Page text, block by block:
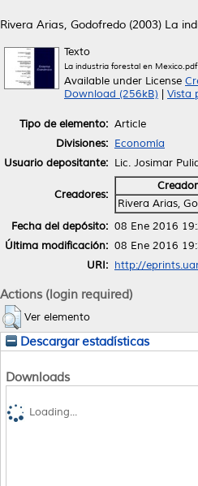
Rivera Arias, Godofredo (2003) La
Texto
La industria forestal en Mexico.pdf
Available under License
Download (256kB)
Vista
Tipo de elemento: Article
Divisiones: Economía
Usuario depositante: Lic. Josimar
Creadores:
Creador
Rivera Arias,
Fecha del depósito: 08 Ene 2016
Última modificación: 08 Ene 2016
URI: http://
Actions (login required)
Ver elemento
Descargar estadísticas
Downloads
Loading...